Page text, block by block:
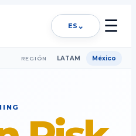
ES ⌄ ☰
REGIÓN LATAM México